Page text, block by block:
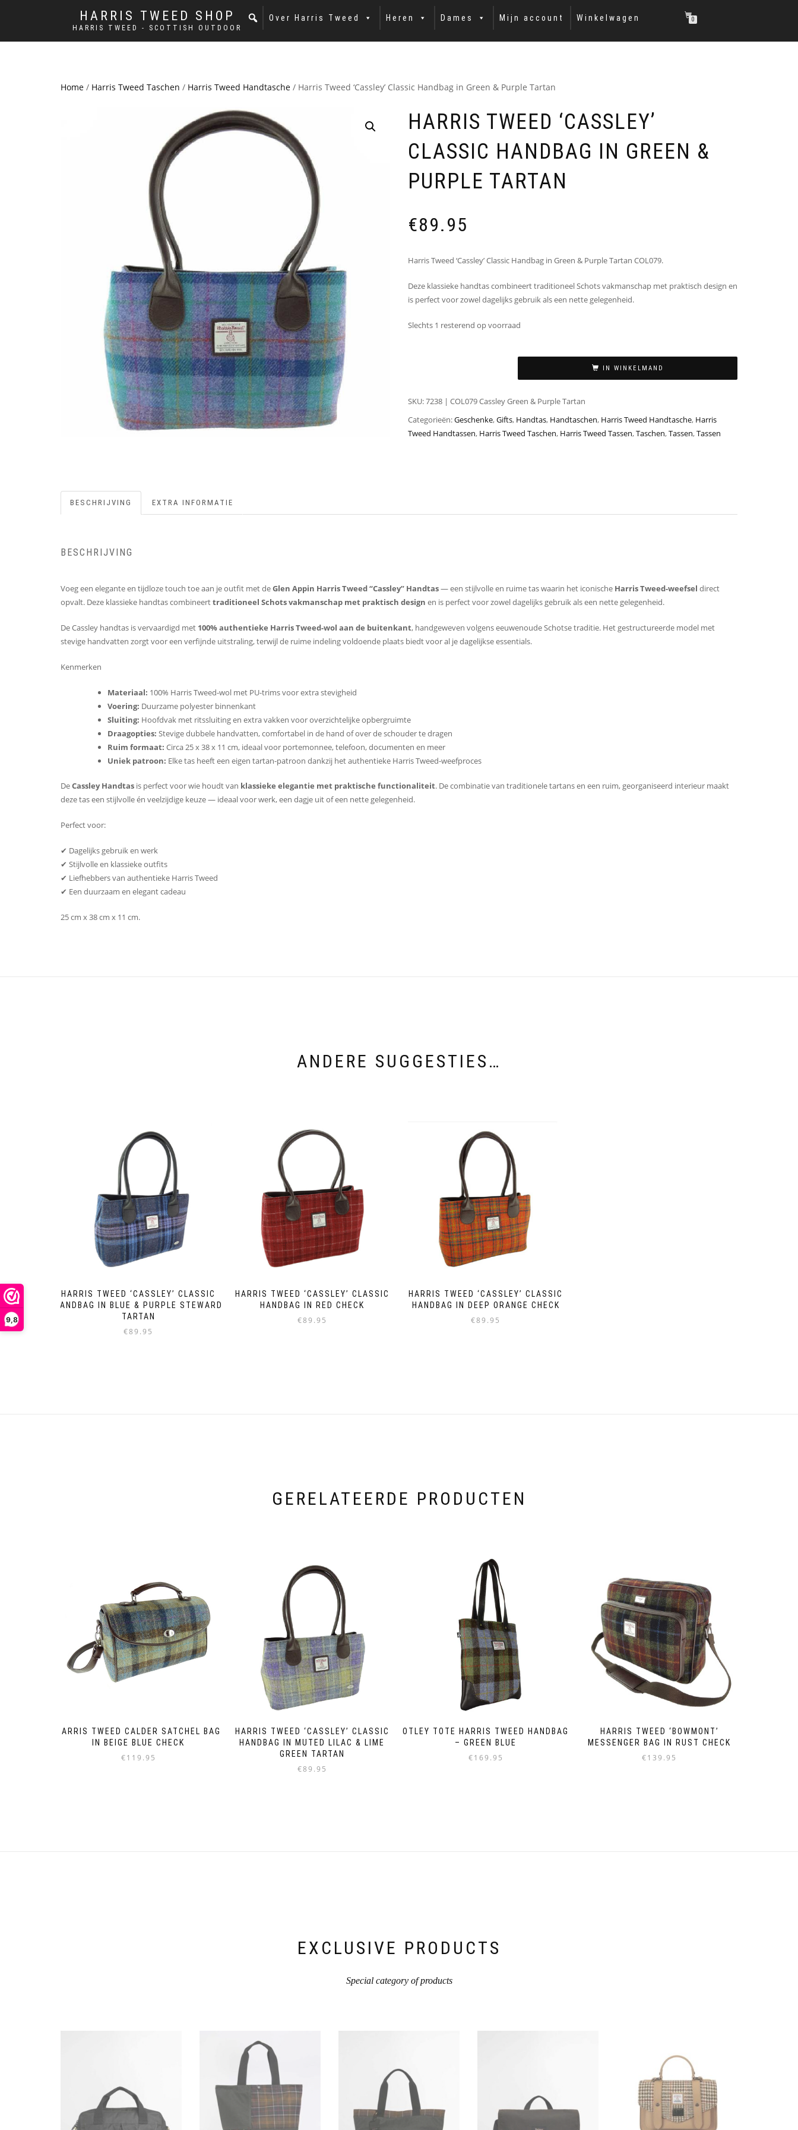
9,8
HARRIS TWEED SHOP
HARRIS TWEED - SCOTTISH OUTDOOR
Over Harris Tweed Heren Dames Mijn account Winkelwagen 0
Home / Harris Tweed Taschen / Harris Tweed Handtasche / Harris Tweed ‘Cassley’ Classic Handbag in Green & Purple Tartan
HARRIS TWEED ‘CASSLEY’
CLASSIC HANDBAG IN GREEN &
PURPLE TARTAN
€89.95
Harris Tweed ‘Cassley’ Classic Handbag in Green & Purple Tartan COL079.
Deze klassieke handtas combineert traditioneel Schots vakmanschap met praktisch design en
is perfect voor zowel dagelijks gebruik als een nette gelegenheid.
Slechts 1 resterend op voorraad
IN WINKELMAND
SKU:7238 | COL079 Cassley Green & Purple Tartan
Categorieën:Geschenke,Gifts, Handtas, Handtaschen, Harris Tweed Handtasche, Harris
Tweed Handtassen, Harris Tweed Taschen, Harris Tweed Tassen,Taschen,Tassen,Tassen
BESCHRIJVING EXTRA INFORMATIE
BESCHRIJVING
Voeg een elegante en tijdloze touch toe aan je outfit met deGlen Appin Harris Tweed “Cassley” Handtas— een stijlvolle en ruime tas waarin het iconische Harris Tweed-weefsel direct
opvalt. Deze klassieke handtas combineerttraditioneel Schots vakmanschap met praktisch design en is perfect voor zowel dagelijks gebruik als een nette gelegenheid.
De Cassley handtas is vervaardigd met 100% authentieke Harris Tweed-wol aan de buitenkant, handgeweven volgens eeuwenoude Schotse traditie. Het gestructureerde model met
stevige handvatten zorgt voor een verfijnde uitstraling, terwijl de ruime indeling voldoende plaats biedt voor al je dagelijkse essentials.
Kenmerken
Materiaal: 100% Harris Tweed-wol met PU-trims voor extra stevigheid
Voering: Duurzame polyester binnenkant
Sluiting: Hoofdvak met ritssluiting en extra vakken voor overzichtelijke opbergruimte
Draagopties: Stevige dubbele handvatten, comfortabel in de hand of over de schouder te dragen
Ruim formaat: Circa 25 x 38 x 11 cm, ideaal voor portemonnee, telefoon, documenten en meer
Uniek patroon: Elke tas heeft een eigen tartan-patroon dankzij het authentieke Harris Tweed-weefproces
DeCassley Handtas is perfect voor wie houdt van klassieke elegantie met praktische functionaliteit. De combinatie van traditionele tartans en een ruim, georganiseerd interieur maakt
deze tas een stijlvolle én veelzijdige keuze — ideaal voor werk, een dagje uit of een nette gelegenheid.
Perfect voor:
✔ Dagelijks gebruik en werk
✔ Stijlvolle en klassieke outfits
✔ Liefhebbers van authentieke Harris Tweed
✔ Een duurzaam en elegant cadeau
25 cm x 38 cm x 11 cm.
ANDERE SUGGESTIES…
HARRIS TWEED ‘CASSLEY’ CLASSIC
HANDBAG IN BLUE & PURPLE STEWARD
TARTAN
€89.95
HARRIS TWEED ‘CASSLEY’ CLASSIC
HANDBAG IN RED CHECK
€89.95
HARRIS TWEED ‘CASSLEY’ CLASSIC
HANDBAG IN DEEP ORANGE CHECK
€89.95
GERELATEERDE PRODUCTEN
HARRIS TWEED CALDER SATCHEL BAG
IN BEIGE BLUE CHECK
€119.95
HARRIS TWEED ‘CASSLEY’ CLASSIC
HANDBAG IN MUTED LILAC & LIME
GREEN TARTAN
€89.95
OTLEY TOTE HARRIS TWEED HANDBAG
– GREEN BLUE
€169.95
HARRIS TWEED ‘BOWMONT’
MESSENGER BAG IN RUST CHECK
€139.95
EXCLUSIVE PRODUCTS
Special category of products